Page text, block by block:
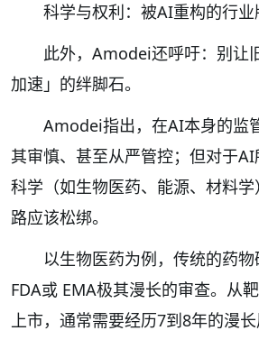
科学与权利：被AI重构的行业
此外，Amodei还呼吁：别让
加速」的绊脚石。
Amodei指出，在AI本身的监
其审慎、甚至从严管控；但对于
科学（如生物医药、能源、材料
路应该松绑。
以生物医药为例，传统的药
FDA或 EMA极其漫长的审查。从
上市，通常需要经历7到8年的漫长